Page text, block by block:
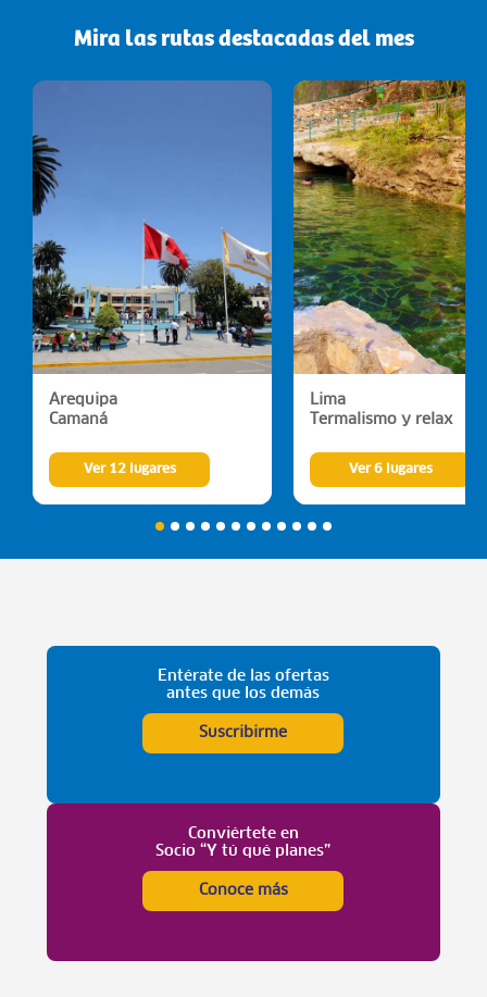
Mira las rutas destacadas del mes
Arequipa
Camaná
Ver 12 lugares
Lima
Termalismo y relax
Ver 6 lugares
Entérate de las ofertas
antes que los demás
Suscribirme
Conviértete en
Socio “Y tú qué planes”
Conoce más